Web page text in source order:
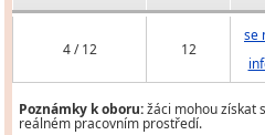
4 / 12 12
se
Poznámky k oboru:žáci mohou získat
reálném pracovním prostředí.